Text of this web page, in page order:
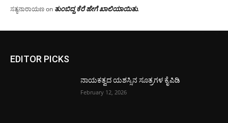
ಸತ್ಯನಾರಾಯಣon ತುಂಬಿದ್ದ ಕೆರೆ ಹೇಗೆ ಖಾಲಿಯಾಯಿತು.
EDITOR PICKS
ನಾಯಕತ್ವದ ಯಶಸ್ಸಿನ ಸೂತ್ರಗಳ ಕೈಪಿಡಿ
February 12, 2026